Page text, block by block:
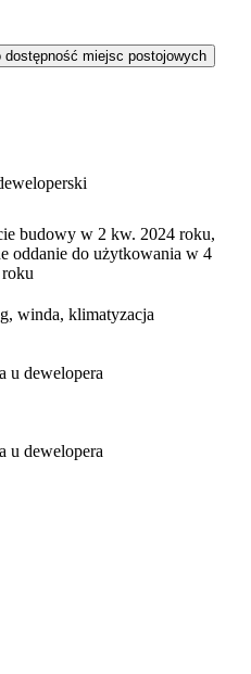
dostępność miejsc postojowych
budowy w 2 kw. 2024 roku,
oddanie do użytkowania w 4
winda, klimatyzacja
u dewelopera
u dewelopera